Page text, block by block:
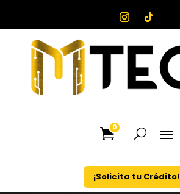
0
¡Solicita tu Crédito!